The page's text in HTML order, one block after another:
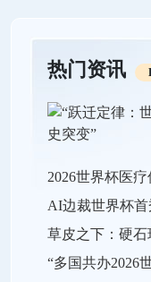
热门资讯
AI边裁世界杯